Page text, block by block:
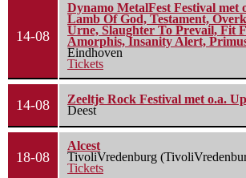
14-08
Dynamo MetalFest Festival met
Lamb Of God, Testament,
Urne, Slaughter To Prevail, Fit
Amorphis, Insanity Alert,
Eindhoven
Tickets
14-08
Zeeltje Rock Festival met o.a.
Deest
18-08
Alcest
TivoliVredenburg
Tickets